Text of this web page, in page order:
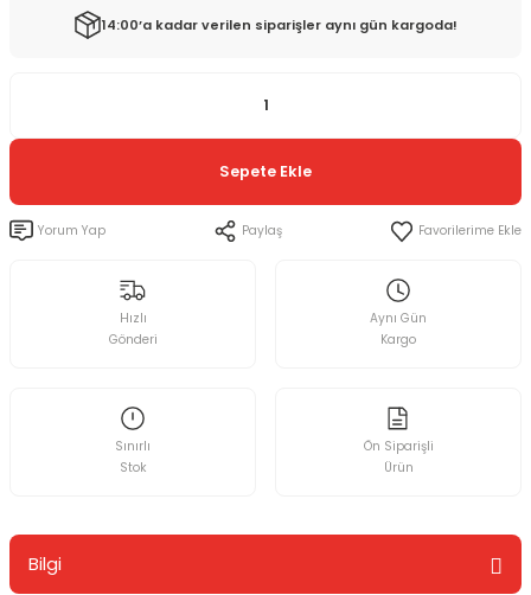
14:00’a kadar verilen siparişler aynı gün kargoda!
Sepete Ekle
Yorum Yap Paylaş
Hızlı
Gönderi
Aynı Gün
Kargo
Sınırlı
Stok
Ön Siparişli
Ürün
Bilgi